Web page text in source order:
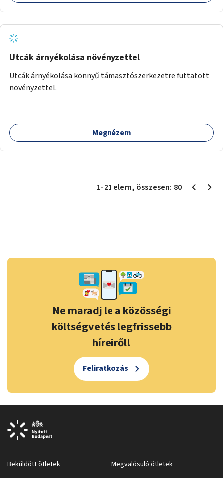
Utcák árnyékolása növényzettel
Utcák árnyékolása könnyű támasztószerkezetre futtatott
növényzettel.
Megnézem
1-21 elem, összesen: 80
Ne maradj le a közösségi
költségvetés legfrissebb
híreiről!
Feliratkozás
Beküldött ötletek Megvalósuló ötletek